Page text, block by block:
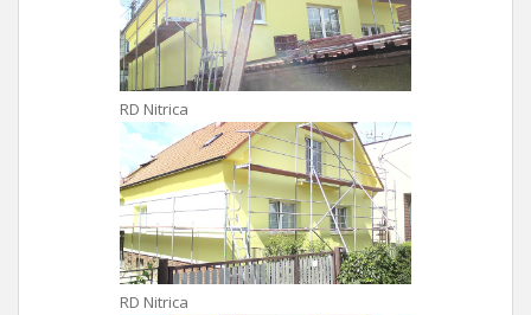
RD Nitrica
RD Nitrica